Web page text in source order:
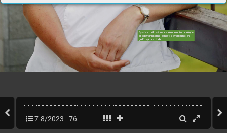
GOLF
Sylvia Hrušková na cel ém r esortu oceňuje
především komplexnost a kvalitu nejen
golfových služeb.
7-8/2023 76